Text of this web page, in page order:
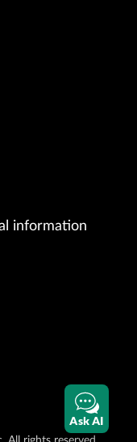
information
Ask AI